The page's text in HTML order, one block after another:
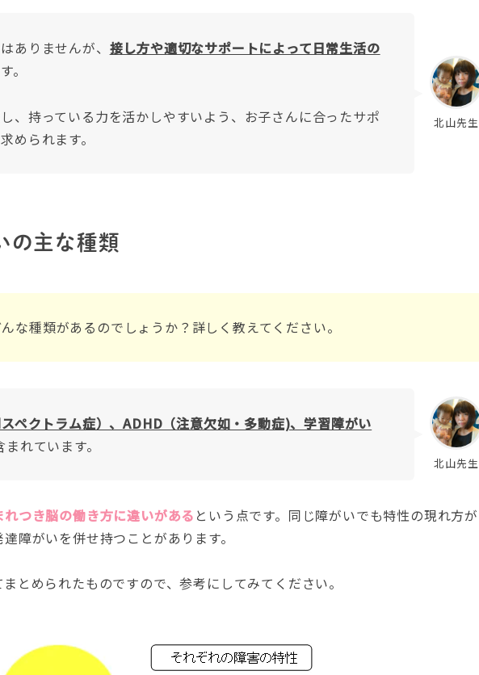
北山先生
ありませんが、 接し方や適切なサポートによって日常生活の
。
、持っている力を活かしやすいよう、お子さんに合ったサポ
められます。
の主な種類
な種類があるのでしょうか？詳しく教えてください。
北山先生
ペクトラム症）、ADHD（注意欠如・多動症)、学習障がい
れています。
れつき脳の働き方に違いがある という点です。同じ障がいでも特性の現れ方が
障がいを併せ持つことがあります。
とめられたものですので、参考にしてみてください。